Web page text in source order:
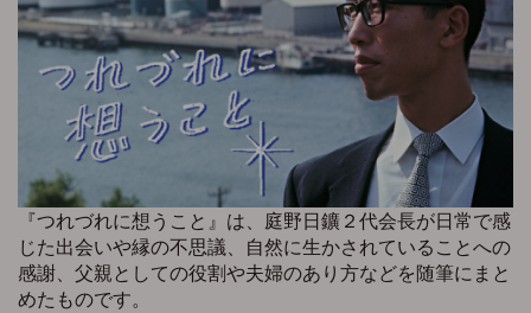
『つれづれに想うこと』は、庭野日鑛２代会長が日常で感
じた出会いや縁の不思議、自然に生かされていることへの
感謝、父親としての役割や夫婦のあり方などを随筆にまと
めたものです。